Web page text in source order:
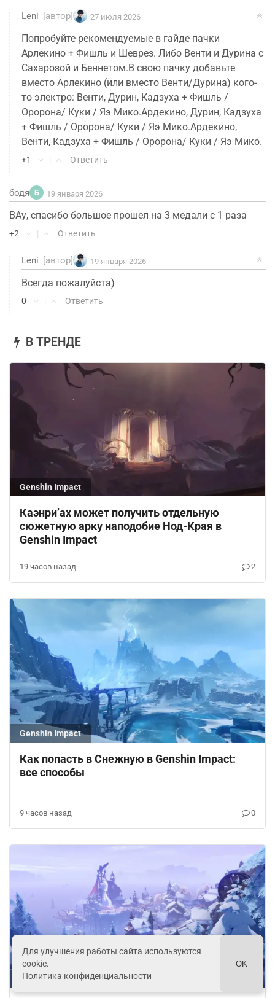
Leni [автор] 27 июля 2026
Попробуйте рекомендуемые в гайде пачки
Арлекино + Фишль и Шеврез. Либо Венти и Дурина с
Сахарозой и Беннетом.В свою пачку добавьте
вместо Арлекино (или вместо Венти/Дурина) кого-
то электро: Венти, Дурин, Кадзуха + Фишль /
Оророна/ Куки / Яэ Мико.Ардекино, Дурин, Кадзуха
+ Фишль / Оророна/ Куки / Яэ Мико.Ардекино,
Венти, Кадзуха + Фишль / Оророна/ Куки / Яэ Мико.
+1 | Ответить
бодя Б 19 января 2026
ВАу, спасибо большое прошел на 3 медали с 1 раза
+2 | Ответить
Leni [автор] 19 января 2026
Всегда пожалуйста)
0 | Ответить
В ТРЕНДЕ
Genshin Impact
Каэнри’ах может получить отдельную
сюжетную арку наподобие Нод-Края в
Genshin Impact
19 часов назад 2
Genshin Impact
Как попасть в Снежную в Genshin Impact:
все способы
9 часов назад 0
Genshin Impact
Для улучшения работы сайта используются
cookie.
Политика конфиденциальности
OK